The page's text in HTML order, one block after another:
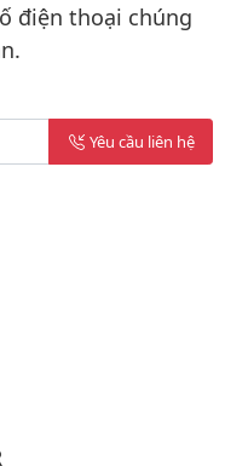
điện thoại chúng
Yêu cầu liên hệ